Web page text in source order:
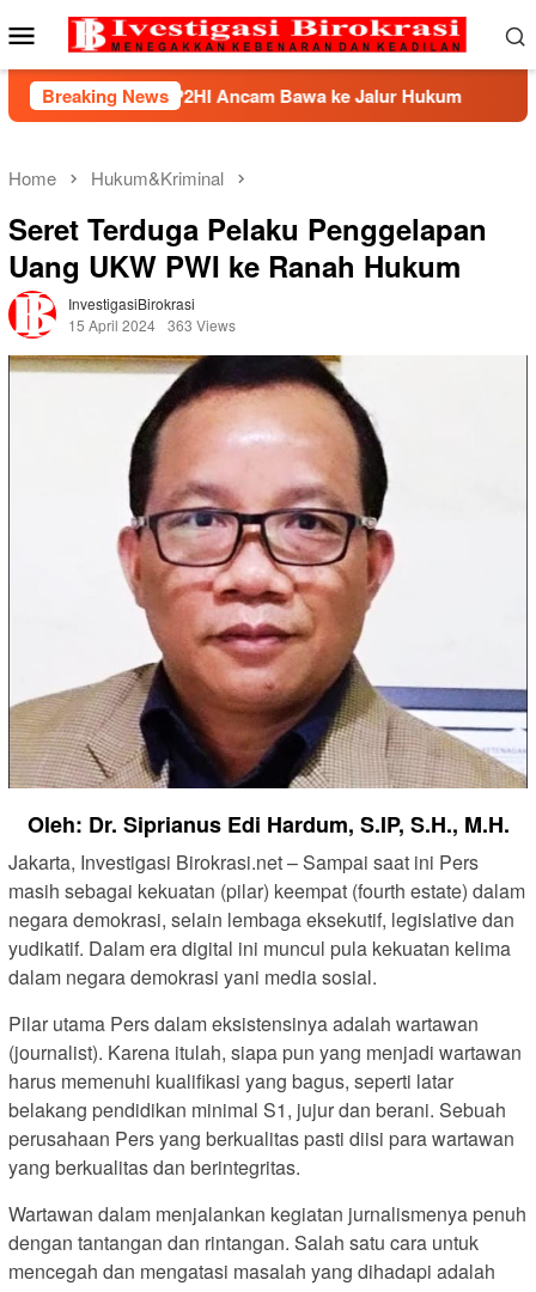
to
Mobile
Menu
Breaking News
BHP2HI Ancam Bawa ke Jalur Hukum Kemnaker
Home Hukum&Kriminal
Seret Terduga Pelaku Penggelapan
Uang UKW PWI ke Ranah Hukum
InvestigasiBirokrasi
15 April 2024 363 Views
Oleh: Dr. Siprianus Edi Hardum, S.IP, S.H., M.H.
Jakarta, Investigasi Birokrasi.net – Sampai saat ini Pers
masih sebagai kekuatan (pilar) keempat (fourth estate) dalam
negara demokrasi, selain lembaga eksekutif, legislative dan
yudikatif. Dalam era digital ini muncul pula kekuatan kelima
dalam negara demokrasi yani media sosial.
Pilar utama Pers dalam eksistensinya adalah wartawan
(journalist). Karena itulah, siapa pun yang menjadi wartawan
harus memenuhi kualifikasi yang bagus, seperti latar
belakang pendidikan minimal S1, jujur dan berani. Sebuah
perusahaan Pers yang berkualitas pasti diisi para wartawan
yang berkualitas dan berintegritas.
Wartawan dalam menjalankan kegiatan jurnalismenya penuh
dengan tantangan dan rintangan. Salah satu cara untuk
mencegah dan mengatasi masalah yang dihadapi adalah